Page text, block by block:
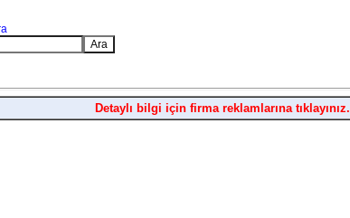
Detaylı bilgi için firma reklamlarına tıklayınız.